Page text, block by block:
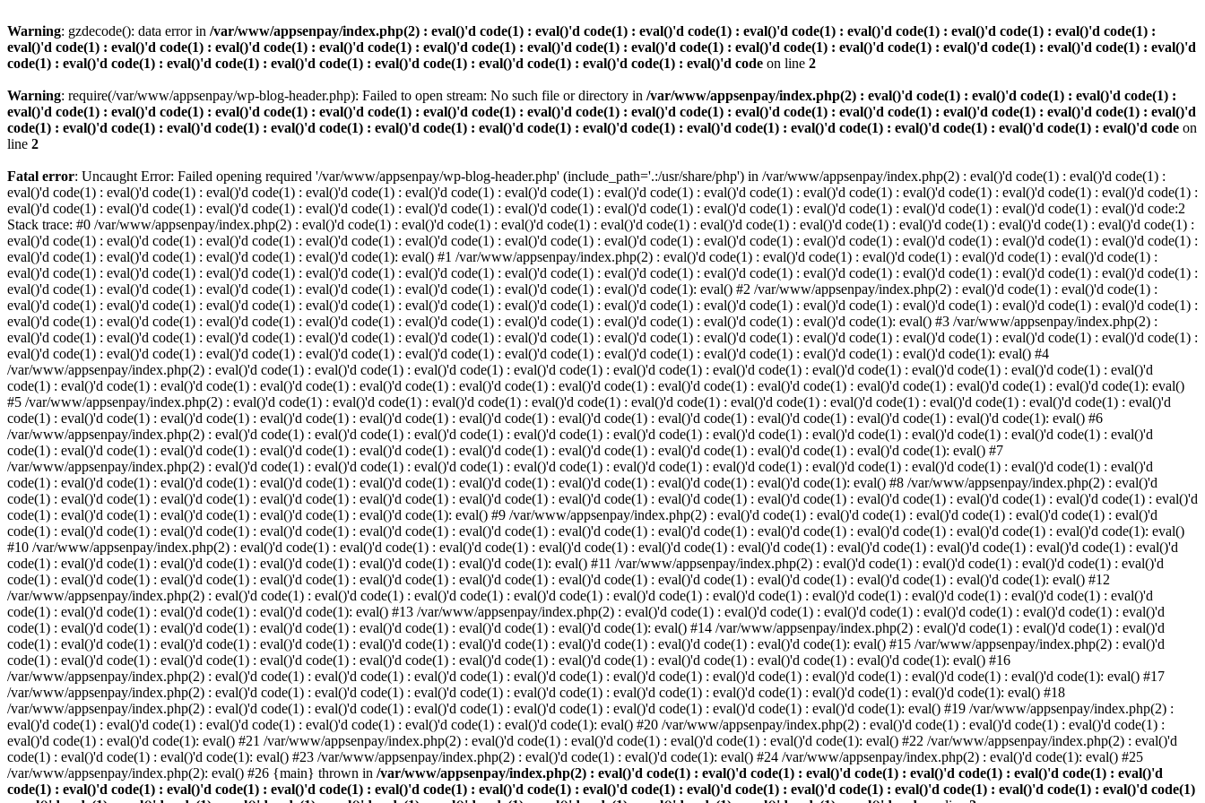
Warning: gzdecode(): data error in /var/www/appsenpay/index.php(2) : eval()'d code(1) : eval()'d code(1) : eval()'d code(1) : eval()'d code(1) : eval()'d code(1) : eval()'d code(1) : eval()'d code(1) :
eval()'d code(1) : eval()'d code(1) : eval()'d code(1) : eval()'d code(1) : eval()'d code(1) : eval()'d code(1) : eval()'d code(1) : eval()'d code(1) : eval()'d code(1) : eval()'d code(1) : eval()'d code(1) : eval()'d
code(1) : eval()'d code(1) : eval()'d code(1) : eval()'d code(1) : eval()'d code(1) : eval()'d code(1) : eval()'d code(1) : eval()'d code on line 2
Warning: require(/var/www/appsenpay/wp-blog-header.php): Failed to open stream: No such file or directory in /var/www/appsenpay/index.php(2) : eval()'d code(1) : eval()'d code(1) : eval()'d code(1) :
eval()'d code(1) : eval()'d code(1) : eval()'d code(1) : eval()'d code(1) : eval()'d code(1) : eval()'d code(1) : eval()'d code(1) : eval()'d code(1) : eval()'d code(1) : eval()'d code(1) : eval()'d code(1) : eval()'d
code(1) : eval()'d code(1) : eval()'d code(1) : eval()'d code(1) : eval()'d code(1) : eval()'d code(1) : eval()'d code(1) : eval()'d code(1) : eval()'d code(1) : eval()'d code(1) : eval()'d code(1) : eval()'d code on
line 2
Fatal error: Uncaught Error: Failed opening required '/var/www/appsenpay/wp-blog-header.php' (include_path='.:/usr/share/php') in /var/www/appsenpay/index.php(2) : eval()'d code(1) : eval()'d code(1) :
eval()'d code(1) : eval()'d code(1) : eval()'d code(1) : eval()'d code(1) : eval()'d code(1) : eval()'d code(1) : eval()'d code(1) : eval()'d code(1) : eval()'d code(1) : eval()'d code(1) : eval()'d code(1) : eval()'d code(1) :
eval()'d code(1) : eval()'d code(1) : eval()'d code(1) : eval()'d code(1) : eval()'d code(1) : eval()'d code(1) : eval()'d code(1) : eval()'d code(1) : eval()'d code(1) : eval()'d code(1) : eval()'d code(1) : eval()'d code:2
Stack trace: #0 /var/www/appsenpay/index.php(2) : eval()'d code(1) : eval()'d code(1) : eval()'d code(1) : eval()'d code(1) : eval()'d code(1) : eval()'d code(1) : eval()'d code(1) : eval()'d code(1) : eval()'d code(1) :
eval()'d code(1) : eval()'d code(1) : eval()'d code(1) : eval()'d code(1) : eval()'d code(1) : eval()'d code(1) : eval()'d code(1) : eval()'d code(1) : eval()'d code(1) : eval()'d code(1) : eval()'d code(1) : eval()'d code(1) :
eval()'d code(1) : eval()'d code(1) : eval()'d code(1) : eval()'d code(1): eval() #1 /var/www/appsenpay/index.php(2) : eval()'d code(1) : eval()'d code(1) : eval()'d code(1) : eval()'d code(1) : eval()'d code(1) :
eval()'d code(1) : eval()'d code(1) : eval()'d code(1) : eval()'d code(1) : eval()'d code(1) : eval()'d code(1) : eval()'d code(1) : eval()'d code(1) : eval()'d code(1) : eval()'d code(1) : eval()'d code(1) : eval()'d code(1) :
eval()'d code(1) : eval()'d code(1) : eval()'d code(1) : eval()'d code(1) : eval()'d code(1) : eval()'d code(1) : eval()'d code(1): eval() #2 /var/www/appsenpay/index.php(2) : eval()'d code(1) : eval()'d code(1) :
eval()'d code(1) : eval()'d code(1) : eval()'d code(1) : eval()'d code(1) : eval()'d code(1) : eval()'d code(1) : eval()'d code(1) : eval()'d code(1) : eval()'d code(1) : eval()'d code(1) : eval()'d code(1) : eval()'d code(1) :
eval()'d code(1) : eval()'d code(1) : eval()'d code(1) : eval()'d code(1) : eval()'d code(1) : eval()'d code(1) : eval()'d code(1) : eval()'d code(1) : eval()'d code(1): eval() #3 /var/www/appsenpay/index.php(2) :
eval()'d code(1) : eval()'d code(1) : eval()'d code(1) : eval()'d code(1) : eval()'d code(1) : eval()'d code(1) : eval()'d code(1) : eval()'d code(1) : eval()'d code(1) : eval()'d code(1) : eval()'d code(1) : eval()'d code(1) :
eval()'d code(1) : eval()'d code(1) : eval()'d code(1) : eval()'d code(1) : eval()'d code(1) : eval()'d code(1) : eval()'d code(1) : eval()'d code(1) : eval()'d code(1) : eval()'d code(1): eval() #4
/var/www/appsenpay/index.php(2) : eval()'d code(1) : eval()'d code(1) : eval()'d code(1) : eval()'d code(1) : eval()'d code(1) : eval()'d code(1) : eval()'d code(1) : eval()'d code(1) : eval()'d code(1) : eval()'d
code(1) : eval()'d code(1) : eval()'d code(1) : eval()'d code(1) : eval()'d code(1) : eval()'d code(1) : eval()'d code(1) : eval()'d code(1) : eval()'d code(1) : eval()'d code(1) : eval()'d code(1) : eval()'d code(1): eval()
#5 /var/www/appsenpay/index.php(2) : eval()'d code(1) : eval()'d code(1) : eval()'d code(1) : eval()'d code(1) : eval()'d code(1) : eval()'d code(1) : eval()'d code(1) : eval()'d code(1) : eval()'d code(1) : eval()'d
code(1) : eval()'d code(1) : eval()'d code(1) : eval()'d code(1) : eval()'d code(1) : eval()'d code(1) : eval()'d code(1) : eval()'d code(1) : eval()'d code(1) : eval()'d code(1) : eval()'d code(1): eval() #6
/var/www/appsenpay/index.php(2) : eval()'d code(1) : eval()'d code(1) : eval()'d code(1) : eval()'d code(1) : eval()'d code(1) : eval()'d code(1) : eval()'d code(1) : eval()'d code(1) : eval()'d code(1) : eval()'d
code(1) : eval()'d code(1) : eval()'d code(1) : eval()'d code(1) : eval()'d code(1) : eval()'d code(1) : eval()'d code(1) : eval()'d code(1) : eval()'d code(1) : eval()'d code(1): eval() #7
/var/www/appsenpay/index.php(2) : eval()'d code(1) : eval()'d code(1) : eval()'d code(1) : eval()'d code(1) : eval()'d code(1) : eval()'d code(1) : eval()'d code(1) : eval()'d code(1) : eval()'d code(1) : eval()'d
code(1) : eval()'d code(1) : eval()'d code(1) : eval()'d code(1) : eval()'d code(1) : eval()'d code(1) : eval()'d code(1) : eval()'d code(1) : eval()'d code(1): eval() #8 /var/www/appsenpay/index.php(2) : eval()'d
code(1) : eval()'d code(1) : eval()'d code(1) : eval()'d code(1) : eval()'d code(1) : eval()'d code(1) : eval()'d code(1) : eval()'d code(1) : eval()'d code(1) : eval()'d code(1) : eval()'d code(1) : eval()'d code(1) : eval()'d
code(1) : eval()'d code(1) : eval()'d code(1) : eval()'d code(1) : eval()'d code(1): eval() #9 /var/www/appsenpay/index.php(2) : eval()'d code(1) : eval()'d code(1) : eval()'d code(1) : eval()'d code(1) : eval()'d
code(1) : eval()'d code(1) : eval()'d code(1) : eval()'d code(1) : eval()'d code(1) : eval()'d code(1) : eval()'d code(1) : eval()'d code(1) : eval()'d code(1) : eval()'d code(1) : eval()'d code(1) : eval()'d code(1): eval()
#10 /var/www/appsenpay/index.php(2) : eval()'d code(1) : eval()'d code(1) : eval()'d code(1) : eval()'d code(1) : eval()'d code(1) : eval()'d code(1) : eval()'d code(1) : eval()'d code(1) : eval()'d code(1) : eval()'d
code(1) : eval()'d code(1) : eval()'d code(1) : eval()'d code(1) : eval()'d code(1) : eval()'d code(1): eval() #11 /var/www/appsenpay/index.php(2) : eval()'d code(1) : eval()'d code(1) : eval()'d code(1) : eval()'d
code(1) : eval()'d code(1) : eval()'d code(1) : eval()'d code(1) : eval()'d code(1) : eval()'d code(1) : eval()'d code(1) : eval()'d code(1) : eval()'d code(1) : eval()'d code(1) : eval()'d code(1): eval() #12
/var/www/appsenpay/index.php(2) : eval()'d code(1) : eval()'d code(1) : eval()'d code(1) : eval()'d code(1) : eval()'d code(1) : eval()'d code(1) : eval()'d code(1) : eval()'d code(1) : eval()'d code(1) : eval()'d
code(1) : eval()'d code(1) : eval()'d code(1) : eval()'d code(1): eval() #13 /var/www/appsenpay/index.php(2) : eval()'d code(1) : eval()'d code(1) : eval()'d code(1) : eval()'d code(1) : eval()'d code(1) : eval()'d
code(1) : eval()'d code(1) : eval()'d code(1) : eval()'d code(1) : eval()'d code(1) : eval()'d code(1) : eval()'d code(1): eval() #14 /var/www/appsenpay/index.php(2) : eval()'d code(1) : eval()'d code(1) : eval()'d
code(1) : eval()'d code(1) : eval()'d code(1) : eval()'d code(1) : eval()'d code(1) : eval()'d code(1) : eval()'d code(1) : eval()'d code(1) : eval()'d code(1): eval() #15 /var/www/appsenpay/index.php(2) : eval()'d
code(1) : eval()'d code(1) : eval()'d code(1) : eval()'d code(1) : eval()'d code(1) : eval()'d code(1) : eval()'d code(1) : eval()'d code(1) : eval()'d code(1) : eval()'d code(1): eval() #16
/var/www/appsenpay/index.php(2) : eval()'d code(1) : eval()'d code(1) : eval()'d code(1) : eval()'d code(1) : eval()'d code(1) : eval()'d code(1) : eval()'d code(1) : eval()'d code(1) : eval()'d code(1): eval() #17
/var/www/appsenpay/index.php(2) : eval()'d code(1) : eval()'d code(1) : eval()'d code(1) : eval()'d code(1) : eval()'d code(1) : eval()'d code(1) : eval()'d code(1) : eval()'d code(1): eval() #18
/var/www/appsenpay/index.php(2) : eval()'d code(1) : eval()'d code(1) : eval()'d code(1) : eval()'d code(1) : eval()'d code(1) : eval()'d code(1) : eval()'d code(1): eval() #19 /var/www/appsenpay/index.php(2) :
eval()'d code(1) : eval()'d code(1) : eval()'d code(1) : eval()'d code(1) : eval()'d code(1) : eval()'d code(1): eval() #20 /var/www/appsenpay/index.php(2) : eval()'d code(1) : eval()'d code(1) : eval()'d code(1) :
eval()'d code(1) : eval()'d code(1): eval() #21 /var/www/appsenpay/index.php(2) : eval()'d code(1) : eval()'d code(1) : eval()'d code(1) : eval()'d code(1): eval() #22 /var/www/appsenpay/index.php(2) : eval()'d
code(1) : eval()'d code(1) : eval()'d code(1): eval() #23 /var/www/appsenpay/index.php(2) : eval()'d code(1) : eval()'d code(1): eval() #24 /var/www/appsenpay/index.php(2) : eval()'d code(1): eval() #25
/var/www/appsenpay/index.php(2): eval() #26 {main} thrown in /var/www/appsenpay/index.php(2) : eval()'d code(1) : eval()'d code(1) : eval()'d code(1) : eval()'d code(1) : eval()'d code(1) : eval()'d
code(1) : eval()'d code(1) : eval()'d code(1) : eval()'d code(1) : eval()'d code(1) : eval()'d code(1) : eval()'d code(1) : eval()'d code(1) : eval()'d code(1) : eval()'d code(1) : eval()'d code(1) : eval()'d code(1)